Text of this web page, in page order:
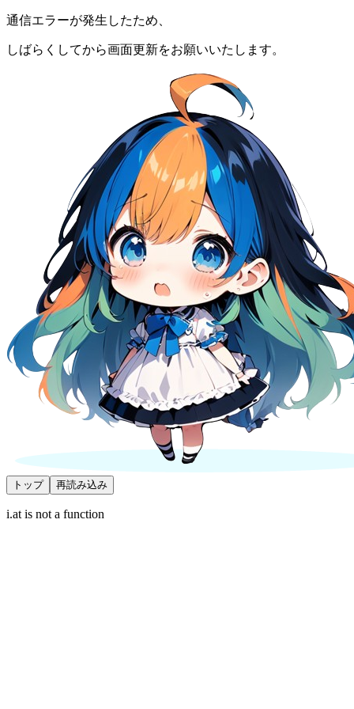
通信エラーが発生したため、
しばらくしてから画面更新をお願いいたします。
トップ 再読み込み
i.at is not a function